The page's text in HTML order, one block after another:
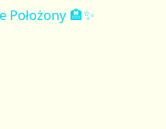
Położony 🏨✨